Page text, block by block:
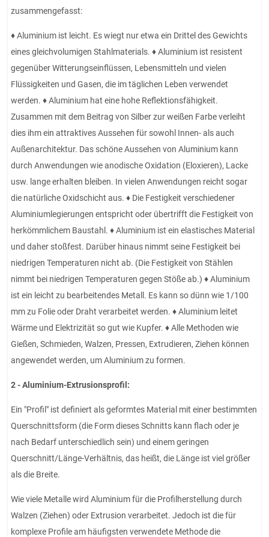
zusammengefasst:
♦ Aluminium ist leicht. Es wiegt nur etwa ein Drittel des Gewichts
eines gleichvolumigen Stahlmaterials. ♦ Aluminium ist resistent
gegenüber Witterungseinflüssen, Lebensmitteln und vielen
Flüssigkeiten und Gasen, die im täglichen Leben verwendet
werden. ♦ Aluminium hat eine hohe Reflektionsfähigkeit.
Zusammen mit dem Beitrag von Silber zur weißen Farbe verleiht
dies ihm ein attraktives Aussehen für sowohl Innen- als auch
Außenarchitektur. Das schöne Aussehen von Aluminium kann
durch Anwendungen wie anodische Oxidation (Eloxieren), Lacke
usw. lange erhalten bleiben. In vielen Anwendungen reicht sogar
die natürliche Oxidschicht aus. ♦ Die Festigkeit verschiedener
Aluminiumlegierungen entspricht oder übertrifft die Festigkeit von
herkömmlichem Baustahl. ♦ Aluminium ist ein elastisches Material
und daher stoßfest. Darüber hinaus nimmt seine Festigkeit bei
niedrigen Temperaturen nicht ab. (Die Festigkeit von Stählen
nimmt bei niedrigen Temperaturen gegen Stöße ab.) ♦ Aluminium
ist ein leicht zu bearbeitendes Metall. Es kann so dünn wie 1/100
mm zu Folie oder Draht verarbeitet werden. ♦ Aluminium leitet
Wärme und Elektrizität so gut wie Kupfer. ♦ Alle Methoden wie
Gießen, Schmieden, Walzen, Pressen, Extrudieren, Ziehen können
angewendet werden, um Aluminium zu formen.
2 - Aluminium-Extrusionsprofil:
Ein "Profil" ist definiert als geformtes Material mit einer bestimmten
Querschnittsform (die Form dieses Schnitts kann flach oder je
nach Bedarf unterschiedlich sein) und einem geringen
Querschnitt/Länge-Verhältnis, das heißt, die Länge ist viel größer
als die Breite.
Wie viele Metalle wird Aluminium für die Profilherstellung durch
Walzen (Ziehen) oder Extrusion verarbeitet. Jedoch ist die für
komplexe Profile am häufigsten verwendete Methode die